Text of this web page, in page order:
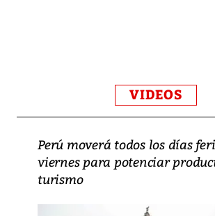
VIDEOS
Perú moverá todos los días
viernes para potenciar
turismo